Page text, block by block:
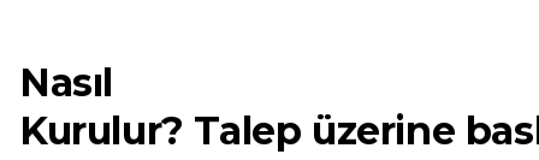
Nasıl
Kurulur? Talep üzerine